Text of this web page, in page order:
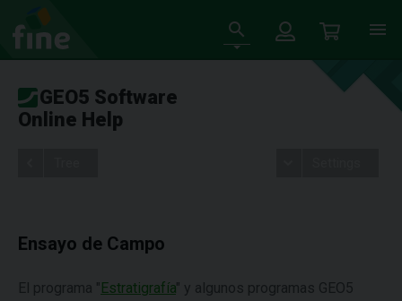
GEO5 Software
Online Help
Ensayo de Campo
El programa "Estratigrafía" y algunos programas GEO5